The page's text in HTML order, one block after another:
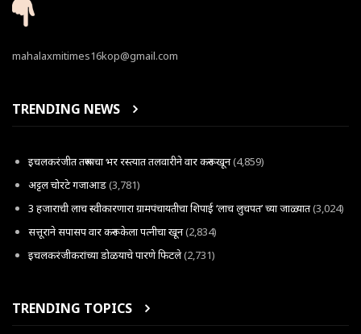
mahalaxmitimes16kop@gmail.com
TRENDING NEWS
इचलकरंजीत तरूणाचा भर रस्त्यात तलवारीने वार करून खून(4,859)
अट्टल चोरटे गजाआड(3,781)
3 हजाराची लाच स्वीकारणारा ग्रामपंचायतीचा शिपाई ‘लाच लुचपत’ च्या जाळ्यात(3,024)
सत्तूराने सपासप वार करून केला पत्नीचा खून(2,834)
इचलकरंजीकरांच्या डोळयाचे पारणे फिटले(2,731)
TRENDING TOPICS